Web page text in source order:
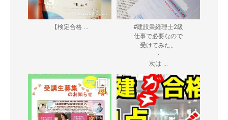
【検定合格
#建設業経理士2級
仕事で必要なので
受けてみた。
・
次は